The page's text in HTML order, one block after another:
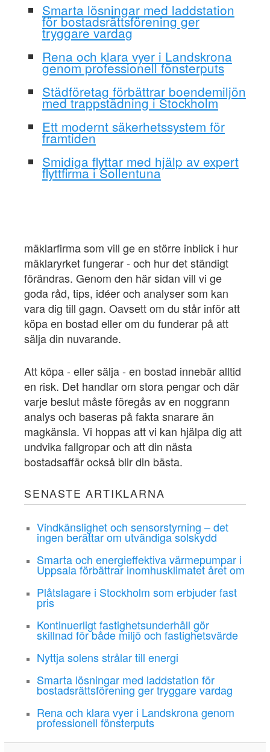
Smarta lösningar med laddstation
för bostadsrättsförening ger
tryggare vardag
Rena och klara vyer i Landskrona
genom professionell fönsterputs
Städföretag förbättrar boendemiljön
med trappstädning i Stockholm
Ett modernt säkerhetssystem för
framtiden
Smidiga flyttar med hjälp av expert
flyttfirma i Sollentuna
mäklarfirma som vill ge en större inblick i hur
mäklaryrket fungerar - och hur det ständigt
förändras. Genom den här sidan vill vi ge
goda råd, tips, idéer och analyser som kan
vara dig till gagn. Oavsett om du står inför att
köpa en bostad eller om du funderar på att
sälja din nuvarande.
Att köpa - eller sälja - en bostad innebär alltid
en risk. Det handlar om stora pengar och där
varje beslut måste föregås av en noggrann
analys och baseras på fakta snarare än
magkänsla. Vi hoppas att vi kan hjälpa dig att
undvika fallgropar och att din nästa
bostadsaffär också blir din bästa.
SENASTE ARTIKLARNA
Vindkänslighet och sensorstyrning – det
ingen berättar om utvändiga solskydd
Smarta och energieffektiva värmepumpar i
Uppsala förbättrar inomhusklimatet året om
Plåtslagare i Stockholm som erbjuder fast
pris
Kontinuerligt fastighetsunderhåll gör
skillnad för både miljö och fastighetsvärde
Nyttja solens strålar till energi
Smarta lösningar med laddstation för
bostadsrättsförening ger tryggare vardag
Rena och klara vyer i Landskrona genom
professionell fönsterputs